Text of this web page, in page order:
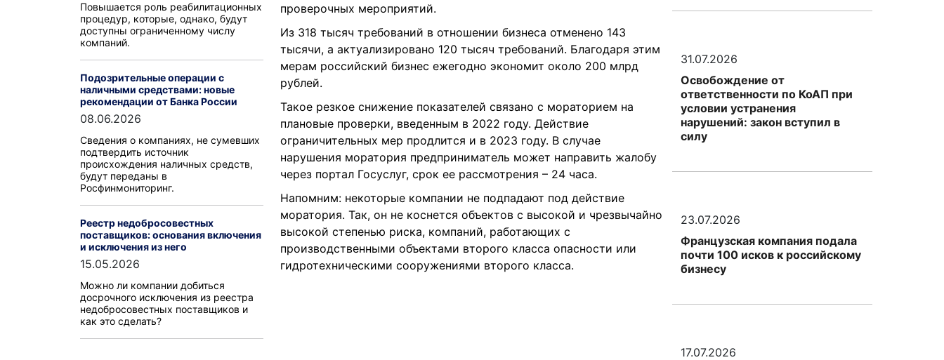
Повышается роль реабилитационных
процедур, которые, однако, будут
доступны ограниченному числу
компаний.
Подозрительные операции с
наличными средствами: новые
рекомендации от Банка России
08.06.2026
Сведения о компаниях, не сумевших
подтвердить источник
происхождения наличных средств,
будут переданы в
Росфинмониторинг.
Реестр недобросовестных
поставщиков: основания включения
и исключения из него
15.05.2026
Можно ли компании добиться
досрочного исключения из реестра
недобросовестных поставщиков и
как это сделать?
проверочных мероприятий.
Из 318 тысяч требований в отношении бизнеса отменено 143
тысячи, а актуализировано 120 тысяч требований. Благодаря этим
мерам российский бизнес ежегодно экономит около 200 млрд
рублей.
Такое резкое снижение показателей связано с мораторием на
плановые проверки, введенным в 2022 году. Действие
ограничительных мер продлится и в 2023 году. В случае
нарушения моратория предприниматель может направить жалобу
через портал Госуслуг, срок ее рассмотрения – 24 часа.
Напомним: некоторые компании не подпадают под действие
моратория. Так, он не коснется объектов с высокой и чрезвычайно
высокой степенью риска, компаний, работающих с
производственными объектами второго класса опасности или
гидротехническими сооружениями второго класса.
31.07.2026
Освобождение от
ответственности по КоАП при
условии устранения
нарушений: закон вступил в
силу
23.07.2026
Французская компания подала
почти 100 исков к российскому
бизнесу
17.07.2026